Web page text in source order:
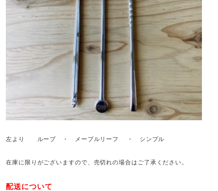
左より ループ ・ メープルリーフ ・ シンプル
在庫に限りがございますので、売切れの場合はご了承ください。
配送について